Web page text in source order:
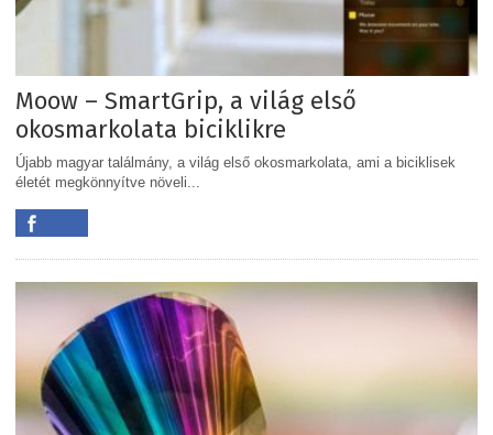
Moow – SmartGrip, a világ első
okosmarkolata biciklikre
Újabb magyar találmány, a világ első okosmarkolata, ami a biciklisek
életét megkönnyítve növeli...